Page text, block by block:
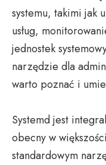
systemu, takimi jak
usług,
jednostek
narzędzie dla
warto poznać i
Systemd jest
obecny w
standardowym